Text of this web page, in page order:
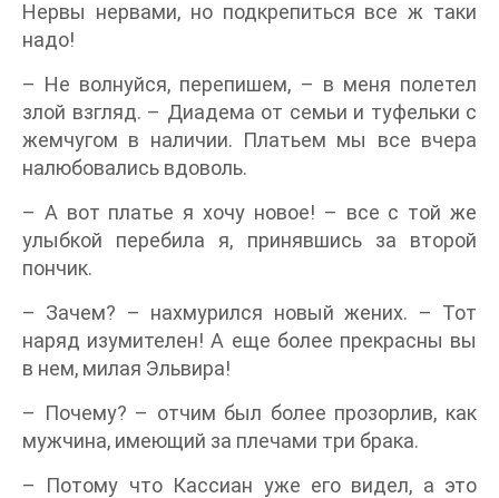
Нервы нервами, но подкрепиться все ж таки
надо!
– Не волнуйся, перепишем, – в меня полетел
злой взгляд. – Диадема от семьи и туфельки с
жемчугом в наличии. Платьем мы все вчера
налюбовались вдоволь.
– А вот платье я хочу новое! – все с той же
улыбкой перебила я, принявшись за второй
пончик.
– Зачем? – нахмурился новый жених. – Тот
наряд изумителен! А еще более прекрасны вы
в нем, милая Эльвира!
– Почему? – отчим был более прозорлив, как
мужчина, имеющий за плечами три брака.
– Потому что Кассиан уже его видел, а это